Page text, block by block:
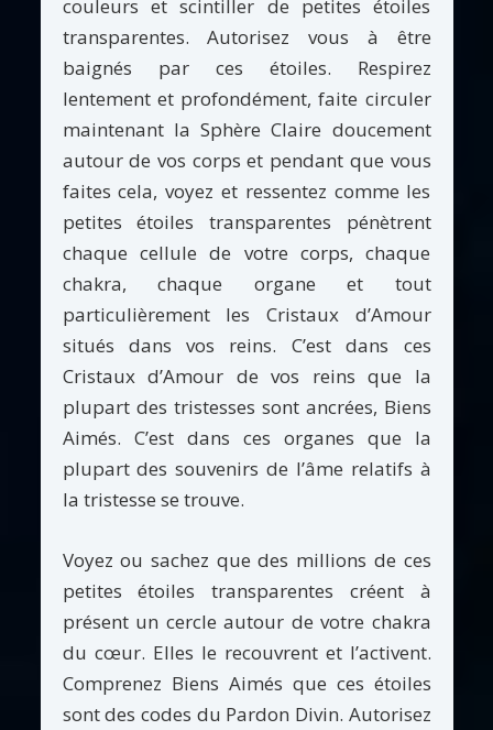
couleurs et scintiller de petites étoiles
transparentes. Autorisez vous à être
baignés par ces étoiles. Respirez
lentement et profondément, faite circuler
maintenant la Sphère Claire doucement
autour de vos corps et pendant que vous
faites cela, voyez et ressentez comme les
petites étoiles transparentes pénètrent
chaque cellule de votre corps, chaque
chakra, chaque organe et tout
particulièrement les Cristaux d’Amour
situés dans vos reins. C’est dans ces
Cristaux d’Amour de vos reins que la
plupart des tristesses sont ancrées, Biens
Aimés. C’est dans ces organes que la
plupart des souvenirs de l’âme relatifs à
la tristesse se trouve.
Voyez ou sachez que des millions de ces
petites étoiles transparentes créent à
présent un cercle autour de votre chakra
du cœur. Elles le recouvrent et l’activent.
Comprenez Biens Aimés que ces étoiles
sont des codes du Pardon Divin. Autorisez